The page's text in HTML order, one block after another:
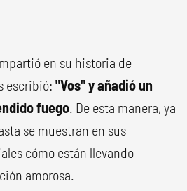
en su historia de
escribió: "Vos" y añadió un
fuego. De esta manera, ya
se muestran en sus
cómo están llevando
amorosa.